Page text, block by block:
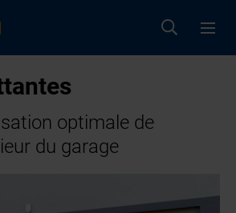
optimale de
du garage